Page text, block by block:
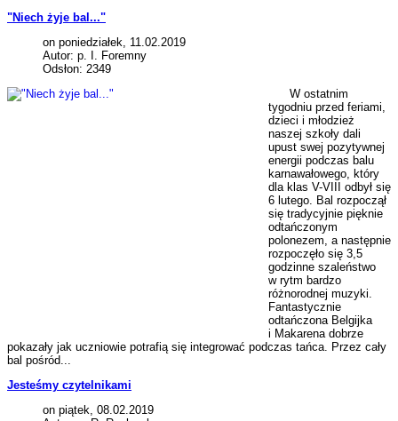
"Niech żyje bal..."
on poniedziałek, 11.02.2019
Autor: p. I. Foremny
Odsłon: 2349
W ostatnim
tygodniu przed feriami,
dzieci i młodzież
naszej szkoły dali
upust swej pozytywnej
energii podczas balu
karnawałowego, który
dla klas V-VIII odbył się
6 lutego. Bal rozpoczął
się tradycyjnie pięknie
odtańczonym
polonezem, a następnie
rozpoczęło się 3,5
godzinne szaleństwo
w rytm bardzo
różnorodnej muzyki.
Fantastycznie
odtańczona Belgijka
i Makarena dobrze
pokazały jak uczniowie potrafią się integrować podczas tańca. Przez cały
bal pośród...
Jesteśmy czytelnikami
on piątek, 08.02.2019